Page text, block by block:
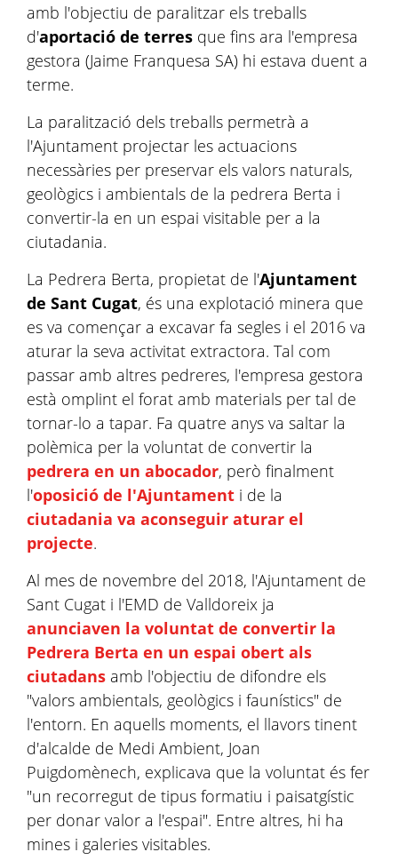
amb l'objectiu de paralitzar els treballs
d'aportació de terres que fins ara l'empresa
gestora (Jaime Franquesa SA) hi estava duent a
terme.
La paralització dels treballs permetrà a
l'Ajuntament projectar les actuacions
necessàries per preservar els valors naturals,
geològics i ambientals de la pedrera Berta i
convertir-la en un espai visitable per a la
ciutadania.
La Pedrera Berta, propietat de l'Ajuntament
de Sant Cugat, és una explotació minera que
es va començar a excavar fa segles i el 2016 va
aturar la seva activitat extractora. Tal com
passar amb altres pedreres, l'empresa gestora
està omplint el forat amb materials per tal de
tornar-lo a tapar. Fa quatre anys va saltar la
polèmica per la voluntat de convertir la
pedrera en un abocador, però finalment
l'oposició de l'Ajuntament i de la
ciutadania va aconseguir aturar el
projecte.
Al mes de novembre del 2018, l'Ajuntament de
Sant Cugat i l'EMD de Valldoreix ja
anunciaven la voluntat de convertir la
Pedrera Berta en un espai obert als
ciutadans amb l'objectiu de difondre els
"valors ambientals, geològics i faunístics" de
l'entorn. En aquells moments, el llavors tinent
d'alcalde de Medi Ambient, Joan
Puigdomènech, explicava que la voluntat és fer
"un recorregut de tipus formatiu i paisatgístic
per donar valor a l'espai". Entre altres, hi ha
mines i galeries visitables.